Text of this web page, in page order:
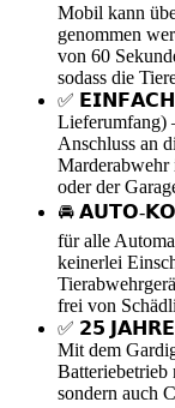
Mobil kann
genommen
von 60
sodass die
✅
Lieferumfang)
Anschluss an
oder der
🚘 𝗔𝗨𝗧𝗢-
für alle
keinerlei
frei von
✅ 𝟮𝟱 𝗝𝗔𝗛𝗥𝗘
Mit dem
sondern auch